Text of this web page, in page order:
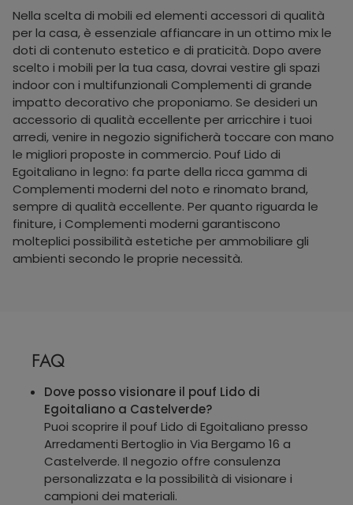
Nella scelta di mobili ed elementi accessori di qualità
per la casa, è essenziale affiancare in un ottimo mix le
doti di contenuto estetico e di praticità. Dopo avere
scelto i mobili per la tua casa, dovrai vestire gli spazi
indoor con i multifunzionali Complementi di grande
impatto decorativo che proponiamo. Se desideri un
accessorio di qualità eccellente per arricchire i tuoi
arredi, venire in negozio significherà toccare con mano
le migliori proposte in commercio. Pouf Lido di
Egoitaliano in legno: fa parte della ricca gamma di
Complementi moderni del noto e rinomato brand,
sempre di qualità eccellente. Per quanto riguarda le
finiture, i Complementi moderni garantiscono
molteplici possibilità estetiche per ammobiliare gli
ambienti secondo le proprie necessità.
FAQ
Dove posso visionare il pouf Lido di
Egoitaliano a Castelverde?
Puoi scoprire il pouf Lido di Egoitaliano presso
Arredamenti Bertoglio in Via Bergamo 16 a
Castelverde. Il negozio offre consulenza
personalizzata e la possibilità di visionare i
campioni dei materiali.